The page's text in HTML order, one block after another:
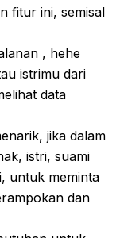
fitur ini, semisal
, hehe
istrimu dari
data
jika dalam
istri, suami
untuk meminta
dan